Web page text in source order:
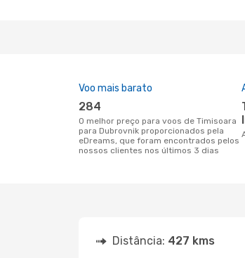
Voo mais barato
284
O melhor preço para voos de Timisoara
para Dubrovnik proporcionados pela
eDreams, que foram encontrados pelos
nossos clientes nos últimos 3 dias
Distância: 427 kms